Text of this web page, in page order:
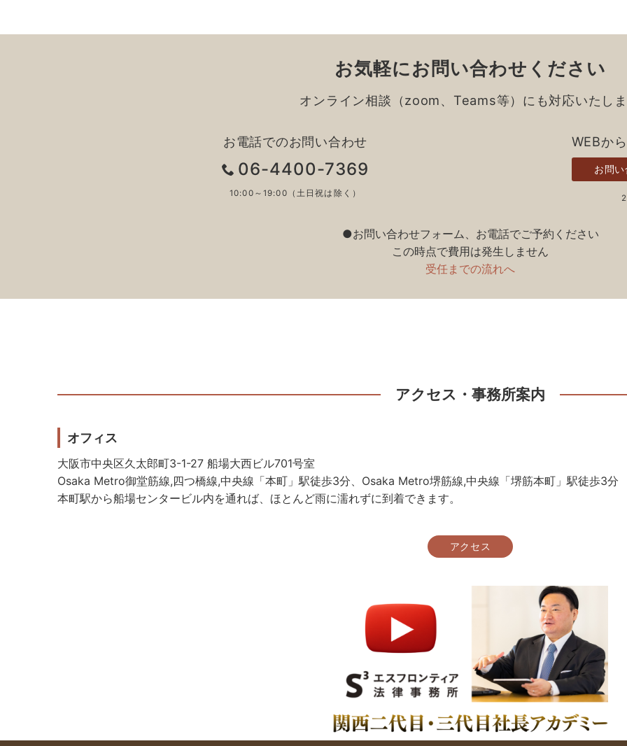
お気軽にお問い合わせください
オンライン相談（zoom、Teams等）にも対応いたし
お電話でのお問い合わせ
06-4400-7369
10:00～19:00（土日祝は除く）
WEBか
お問
●お問い合わせフォーム、お電話でご予約ください
この時点で費用は発生しません
受任までの流れへ
アクセス・事務所案内
オフィス
大阪市中央区久太郎町3-1-27 船場大西ビル701号室
Osaka Metro御堂筋線,四つ橋線,中央線「本町」駅徒歩3分、Osaka Metro堺筋線,中央線「堺筋本町」駅徒歩3分
本町駅から船場センタービル内を通れば、ほとんど雨に濡れずに到着できます。
アクセス